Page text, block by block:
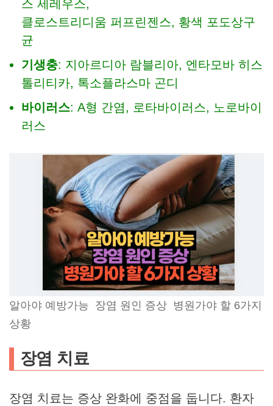
스 세레우스,
클로스트리디움 퍼프린젠스, 황색 포도상구
균
기생충: 지아르디아 람블리아, 엔타모바 히스
톨리티카, 톡소플라스마 곤디
바이러스: A형 간염, 로타바이러스, 노로바이
러스
알아야 예방가능 장염 원인 증상 병원가야 할 6가지
상황
장염 치료
장염 치료는 증상 완화에 중점을 둡니다. 환자